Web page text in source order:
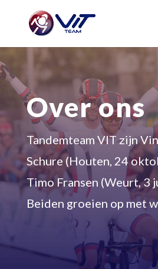
Over ons
Tandemteam VIT zijn
Schure (Houten, 24
Timo Fransen (Weurt, 3
Beiden groeien op met